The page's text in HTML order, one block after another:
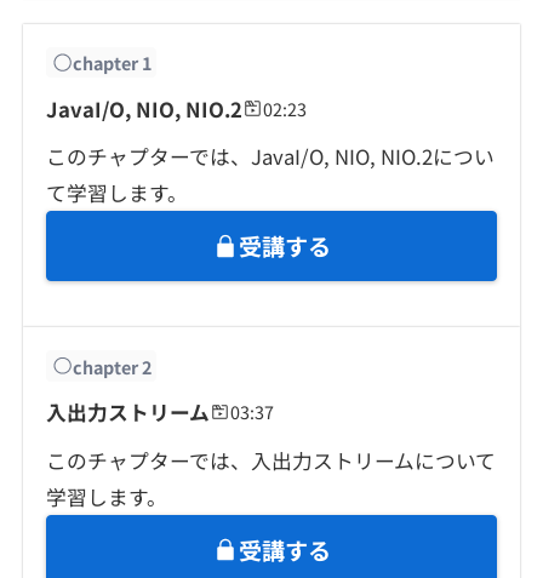
個人向けプラン
学校向けプラン
chapter1
JavaI/O, NIO, NIO.2 02:23
このチャプターでは、JavaI/O, NIO, NIO.2につい
て学習します。
受講する
chapter2
入出力ストリーム 03:37
このチャプターでは、入出力ストリームについて
学習します。
受講する